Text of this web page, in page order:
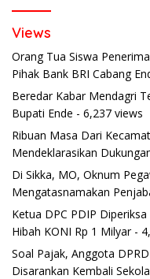
Views
Orang Tua Siswa
Pihak Bank BRI Cabang
Beredar Kabar Mendagri
Bupati Ende - 6,237 views
Ribuan Masa Dari
Mendeklarasikan
Di Sikka, MO, Oknum
Mengatasnamakan
Ketua DPC PDIP
Hibah KONI Rp 1 Milyar-
Soal Pajak, Anggota
Disarankan Kembali